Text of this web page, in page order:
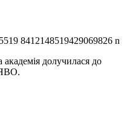
долучилася до